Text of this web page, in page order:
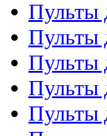
Пульты
Пульты
Пульты
Пульты
Пульты